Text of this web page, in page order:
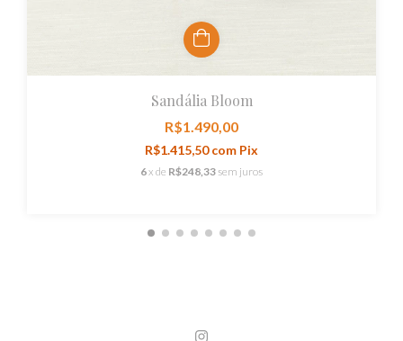
Sandália Bloom
R$1.490,00
R$1.415,50com Pix
6x de R$248,33 sem juros